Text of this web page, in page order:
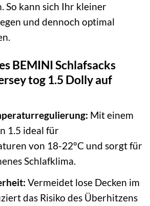
So kann sich Ihr kleiner
und dennoch optimal
BEMINI Schlafsacks
tog 1.5 Dolly auf
Mit einem
1.5 ideal für
von 18-22°C und sorgt für
Schlafklima.
Vermeidet lose Decken im
das Risiko des Überhitzens